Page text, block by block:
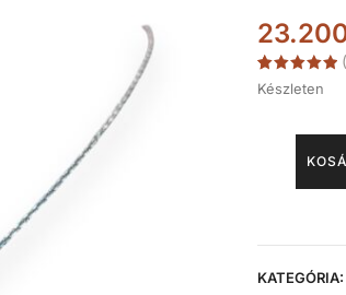
Értékelés
5.00az 5-
1
(
Készleten
KATEGÓRIA: